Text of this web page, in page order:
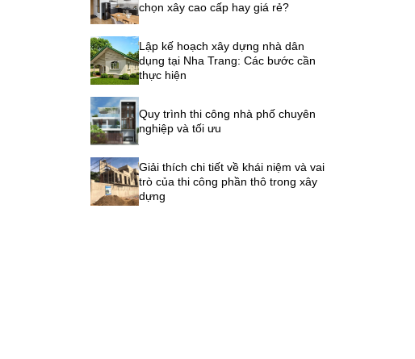
chọn xây cao cấp hay giá rẻ?
Lập kế hoạch xây dựng nhà dân
dụng tại Nha Trang: Các bước cần
thực hiện
Quy trình thi công nhà phố chuyên
nghiệp và tối ưu
Giải thích chi tiết về khái niệm và vai
trò của thi công phần thô trong xây
dựng